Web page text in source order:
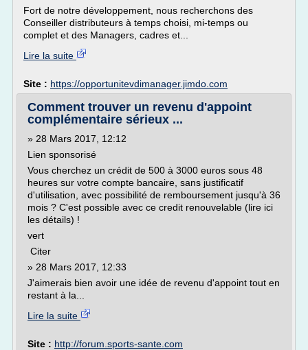
Fort de notre développement, nous recherchons des
Conseiller distributeurs à temps choisi, mi-temps ou
complet et des Managers, cadres et...
Lire la suite
Site : https://opportunitevdimanager.jimdo.com
Comment trouver un revenu d'appoint
complémentaire sérieux ...
» 28 Mars 2017, 12:12
Lien sponsorisé
Vous cherchez un crédit de 500 à 3000 euros sous 48
heures sur votre compte bancaire, sans justificatif
d'utilisation, avec possibilité de remboursement jusqu'à 36
mois ? C'est possible avec ce credit renouvelable (lire ici
les détails) !
vert
Citer
» 28 Mars 2017, 12:33
J'aimerais bien avoir une idée de revenu d'appoint tout en
restant à la...
Lire la suite
Site : http://forum.sports-sante.com